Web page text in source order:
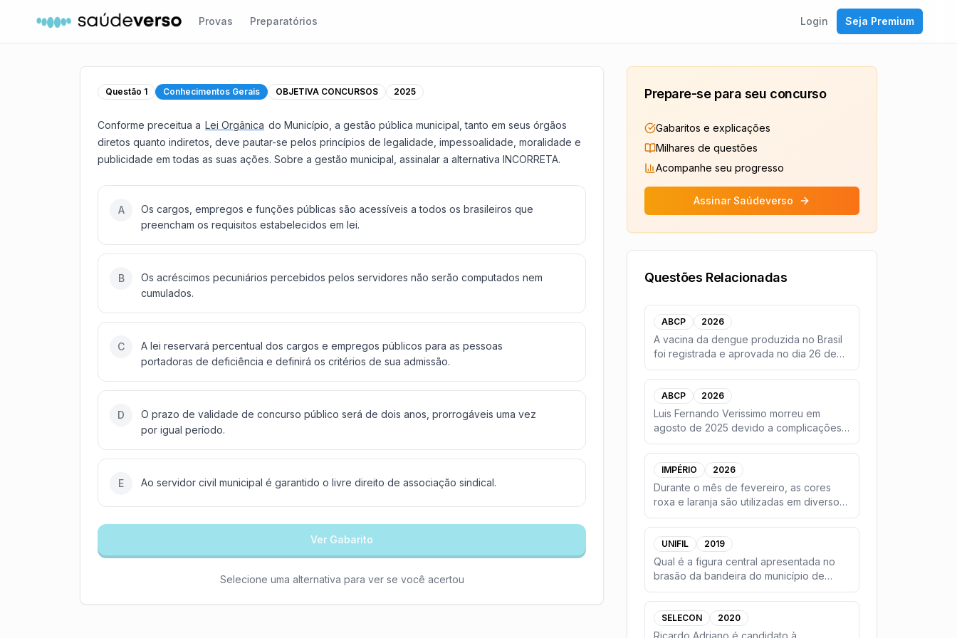
Provas Preparatórios Login Seja Premium
Questão 1 Conhecimentos Gerais OBJETIVA CONCURSOS 2025
Conforme preceitua a Lei Orgânica do Município, a gestão pública municipal, tanto em seus órgãos
diretos quanto indiretos, deve pautar-se pelos princípios de legalidade, impessoalidade, moralidade e
publicidade em todas as suas ações. Sobre a gestão municipal, assinalar a alternativa INCORRETA.
A
Os cargos, empregos e funções públicas são acessíveis a todos os brasileiros que
preencham os requisitos estabelecidos em lei.
B
Os acréscimos pecuniários percebidos pelos servidores não serão computados nem
cumulados.
C
A lei reservará percentual dos cargos e empregos públicos para as pessoas
portadoras de deficiência e definirá os critérios de sua admissão.
D
O prazo de validade de concurso público será de dois anos, prorrogáveis uma vez
por igual período.
E Ao servidor civil municipal é garantido o livre direito de associação sindical.
Ver Gabarito
Selecione uma alternativa para ver se você acertou
Prepare-se para seu concurso
Gabaritos e explicações
Milhares de questões
Acompanhe seu progresso
Assinar Saúdeverso
Questões Relacionadas
ABCP 2026
A vacina da dengue produzida no Brasil
foi registrada e aprovada no dia 26 de
novembro de 2025, pela...
ABCP 2026
Luis Fernando Verissimo morreu em
agosto de 2025 devido a complicações
no quadro de uma grave pneumo...
IMPÉRIO 2026
Durante o mês de fevereiro, as cores
roxa e laranja são utilizadas em diversos
meios de comunicação...
UNIFIL 2019
Qual é a figura central apresentada no
brasão da bandeira do município de
Cambé e símbolo de uma das...
SELECON 2020
Ricardo Adriano é candidato à